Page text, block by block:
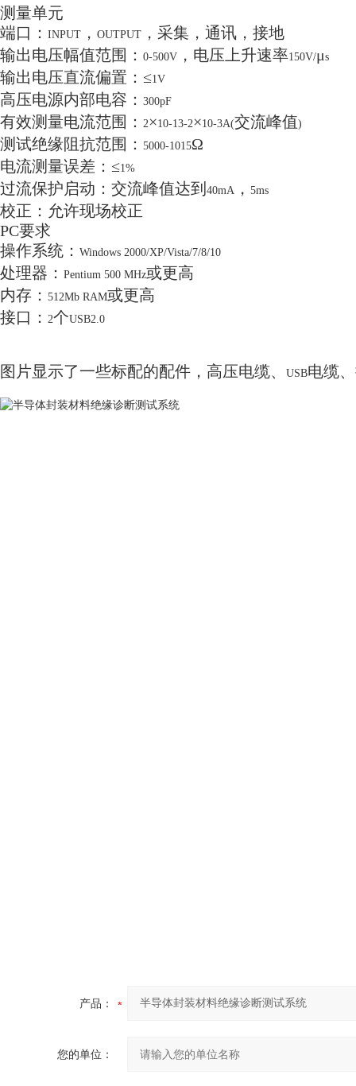
测量单元
端口： INPUT ， OUTPUT ，采集，通讯，接地
输出电压幅值范围： 0-500V ，电压上升速率150V/μs
输出电压直流偏置：≤1V
高压电源内部电容： 300pF
有效测量电流范围： 2×10-13-2×10-3A(交流峰值)
测试绝缘阻抗范围： 5000-1015Ω
电流测量误差：≤1%
过流保护启动：交流峰值达到 40mA ， 5ms
校正：允许现场校正
PC要求
操作系统： Windows 2000/XP/Vista/7/8/10
处理器： Pentium 500 MHz或更高
内存： 512Mb RAM或更高
接口： 2个USB2.0
图片显示了一些标配的配件，高压电缆、 USB电缆
产品：
您的单位：